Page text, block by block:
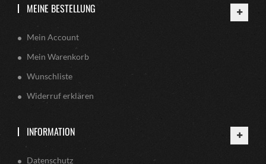
MEINE BESTELLUNG
Mein Account
Mein Warenkorb
Wunschliste
Widerruf erklären
INFORMATION
Datenschutz